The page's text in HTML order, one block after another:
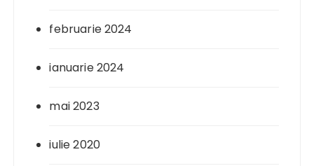
februarie 2024
ianuarie 2024
mai 2023
iulie 2020